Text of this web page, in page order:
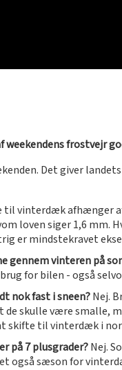
weekendens frostvejr
Det giver
til vinterdæk afhænger
loven siger 1,6
er mindstekravet
gennem vinteren på
for bilen - også
nok fast i sneen?Nej.
skulle være smalle,
skifte til vinterdæk i
på 7 plusgrader?Nej.
også sæson for